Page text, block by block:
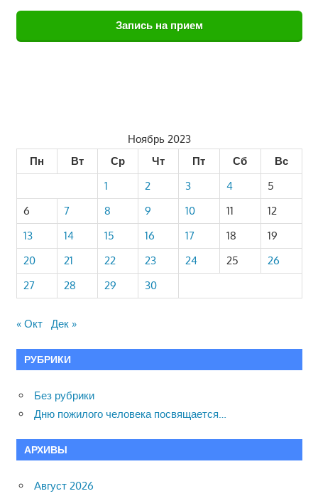
Запись на прием
Ноябрь 2023
Пн Вт Ср Чт Пт Сб Вс
1 2 3 4
5
6
7 8 9 10 11
12
13
14 15 16 17 18
19
20
21 22 23 24 25
26
27
28 29 30
« Окт Дек »
РУБРИКИ
Без рубрики
Дню пожилого человека посвящается…
АРХИВЫ
Август 2026